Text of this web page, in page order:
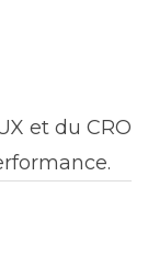
et du CRO